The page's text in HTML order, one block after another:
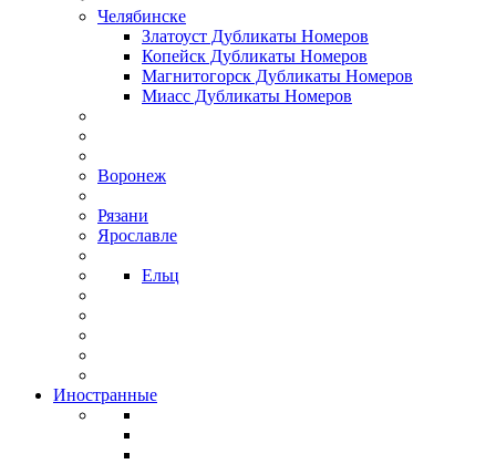
Челябинске
Златоуст Дубликаты Номеров
Копейск Дубликаты Номеров
Магнитогорск Дубликаты Номеров
Миасс Дубликаты Номеров
Воронеж
Рязани
Ярославле
Ельц
Иностранные